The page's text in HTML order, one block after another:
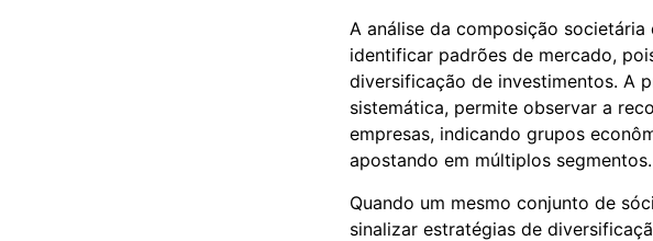
A análise da composição
identificar padrões de mercado,
diversificação de investimentos. A
sistemática, permite observar a
empresas, indicando grupos
apostando em múltiplos segmentos.
Quando um mesmo conjunto de
sinalizar estratégias de